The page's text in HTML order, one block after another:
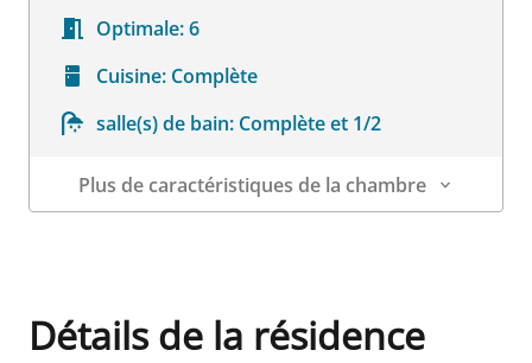
Optimale:6
Cuisine: Complète
salle(s) de bain: Complète et 1/2
Plus de caractéristiques de la chambre
Détails de la résidence